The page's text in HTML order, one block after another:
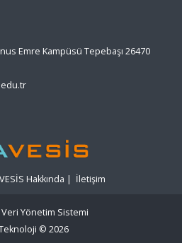
Emre Kampüsü Tepebaşı 26470
Hakkında | İletişim
Yönetim Sistemi
© 2026